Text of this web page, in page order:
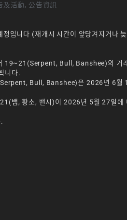
及活動, 公告資訊
입니다 (재개시 시간이 앞당겨지거나
19~21(Serpent, Bull, Banshee)의 거
니다.
Bull, Banshee)은 2026년 6월
뱀, 황소, 밴시)이 2026년 5월 27일에